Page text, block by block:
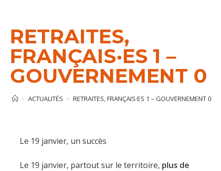
RETRAITES,
FRANÇAIS·ES 1 –
GOUVERNEMENT 0
> ACTUALITÉS > RETRAITES, FRANÇAIS·ES 1 – GOUVERNEMENT 0
Le 19 janvier, un succès
Le 19 janvier, partout sur le territoire, plus de